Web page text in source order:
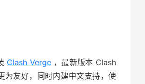
Clash Verge，最新版本 Clash
友好，同时内建中文支持，使